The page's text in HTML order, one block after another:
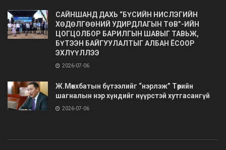
САЙНШАНД ДАХЬ “БҮСИЙН НИСЛЭГИЙН
ХӨДӨЛГӨӨНИЙ УДИРДЛАГЫН ТӨВ”-ИЙН
ЦОГЦОЛБОР БАРИЛГЫН ШАВЫГ ТАВЬЖ,
БҮТЭЭН БАЙГУУЛАЛТЫГ АЛБАН ЁСООР
ЭХЛҮҮЛЛЭЭ
2026-07-06
Ж.Мөнхбатын бүтээлийг “нэрлэж” Төрийн
шагналын нэр хүндийг нүүрстэй хутгасангүй
2026-07-06